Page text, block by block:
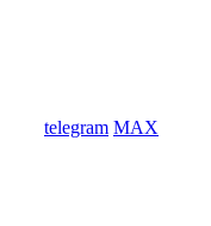
telegram MAX